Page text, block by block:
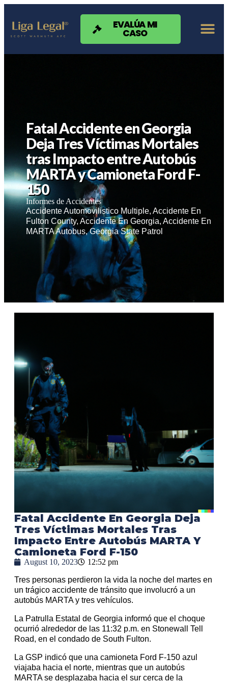
Nota:
sitio
web
EVALÚA MI
CASO
Fatal Accidente en Georgia
Deja Tres Víctimas Mortales
tras Impacto entre Autobús
MARTA y Camioneta Ford F-
150
Informes de Accidentes
Accidente Automovilistico Multiple,Accidente En
Fulton County,Accidente En Georgia,Accidente En
MARTA Autobus,Georgia State Patrol
Fatal Accidente En Georgia Deja
Tres Víctimas Mortales Tras
Impacto Entre Autobús MARTA Y
Camioneta Ford F-150
August 10, 2023 12:52 pm
Tres personas perdieron la vida la noche del martes en
un trágico accidente de tránsito que involucró a un
autobús MARTA y tres vehículos.
La Patrulla Estatal de Georgia informó que el choque
ocurrió alrededor de las 11:32 p.m. en Stonewall Tell
Road, en el condado de South Fulton.
La GSP indicó que una camioneta Ford F-150 azul
viajaba hacia el norte, mientras que un autobús
MARTA se desplazaba hacia el sur cerca de la